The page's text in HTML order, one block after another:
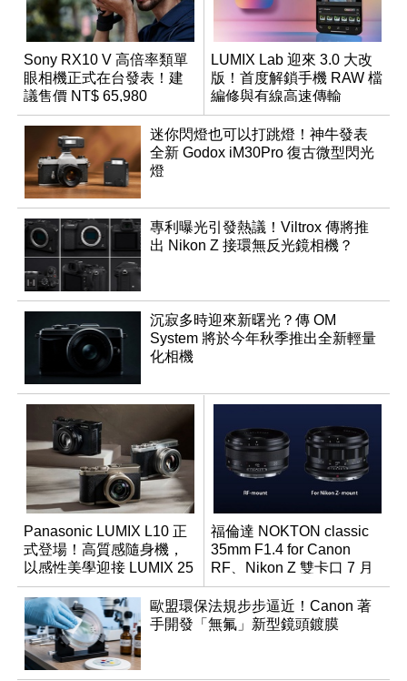
Sony RX10 V 高倍率類單
眼相機正式在台發表！建
議售價 NT$ 65,980
LUMIX Lab 迎來 3.0 大改
版！首度解鎖手機 RAW 檔
編修與有線高速傳輸
迷你閃燈也可以打跳燈！神牛發表
全新 Godox iM30Pro 復古微型閃光
燈
專利曝光引發熱議！Viltrox 傳將推
出 Nikon Z 接環無反光鏡相機？
沉寂多時迎來新曙光？傳 OM
System 將於今年秋季推出全新輕量
化相機
Panasonic LUMIX L10 正
式登場！高質感隨身機，
以感性美學迎接 LUMIX 25
週年
福倫達 NOKTON classic
35mm F1.4 for Canon
RF、Nikon Z 雙卡口 7 月
同步登台
歐盟環保法規步步逼近！Canon 著
手開發「無氟」新型鏡頭鍍膜